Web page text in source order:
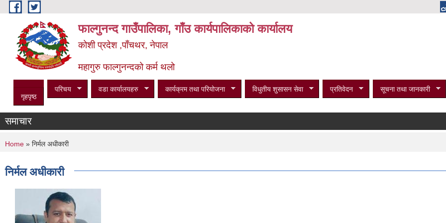
Skip to main content
फाल्गुनन्द गाउँपालिका, गाँउ कार्यपालिकाको कार्यालय
कोशी प्रदेश ,पाँचथर, नेपाल
महागुरु फाल्गुनन्दको कर्म थलो
गृहपृष्ठ
परिचय वडा कार्यालयहरु कार्यक्रम तथा परियोजना विधुतीय शुसासन सेवा प्रतिवेदन सूचना तथा जानकारी
समाचार
You are here
Home » निर्मल अधीकारी
निर्मल अधीकारी